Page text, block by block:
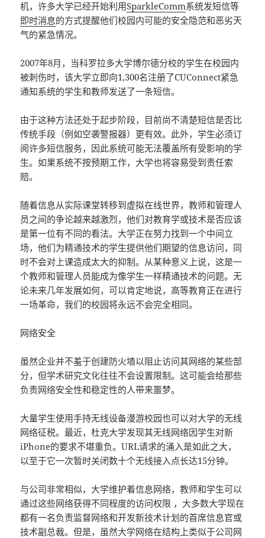
机，许多大学已经开始利用SparkleComm系统发短信等
即时消息的方式提醒他们校园内可能的安全隐范和恶劣天
气的紧急情况。
2007年8月，当科罗拉多大学博尔德分校的学生在校园内
被刺伤时，该大学立即向1,300名注册了CUConnect紧急
通知系统的学生和教师发送了一条短信。
由于这种方法还处于起步阶段，目前尚不清楚短信是否比
传统手段（例如空袭警报器）更有效。此外，学生必须订
阅许多短信服务，因此系统可能无法覆盖所有受影响的学
生。如果系统不按预期工作，大学也将容易受到责任索
赔。
随着信息从实际课堂转移到虚拟在线世界，教师和管理人
员之间的争论越来越激烈，他们对教育学或技术是否应该
是第一位有不同的看法。大学正在努力找到一个中间立
场，他们为精通技术的学生提供他们期望的信息访问，同
时不会对上课造成太大的抑制。从某种意义上说，这是一
个教师和管理人员能成为像学生一样精通技术的问题。无
论未来几年发展如何，可以肯定地说，高等教育正在进行
一场革命，我们的校园将永远不会完全相同。
网络安全
虽然企业并不羞于创建防火墙以阻止访问其网络的某些部
分，但学术研究文化往往不会设置限制。这可能会给那些
负责网络安全性和稳定性的人带来噩梦。
大量学生使用手持无线设备漫游校园也可以对大学的无线
网络征税。最近，杜克大学发现其无线网络因学生对新
iPhone的要求不堪重负。URL请求的涌入是如此之大，
以至于它一次暂时关闭数十个无线接入点长达15分钟。
与公司非常相似，大学维护着信息网络，教师和学生可以
通过这些网络获得不同程度的访问权限 ，大多数大学现在
都有一名负责监督网络和开发新技术计划的首席信息官或
技术副总裁。但是，虽然大学网络在结构上类似于公司网